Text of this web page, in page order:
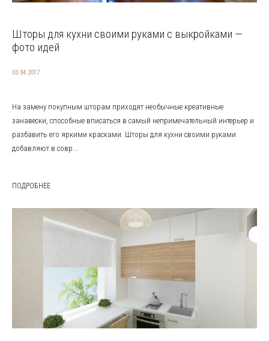
Шторы для кухни своими руками с выкройками —
фото идей
03.04.2017
На замену покупным шторам приходят необычные креативные
занавески, способные вписаться в самый непримечательный интерьер и
разбавить его яркими красками. Шторы для кухни своими руками
добавляют в совр...
ПОДРОБНЕЕ